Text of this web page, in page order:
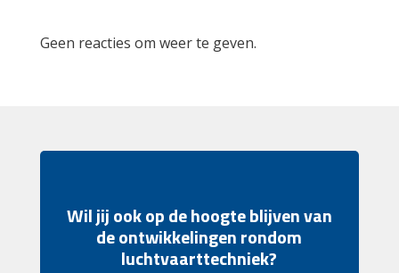
Geen reacties om weer te geven.
Wil jij ook op de hoogte blijven van
de ontwikkelingen rondom
luchtvaarttechniek?